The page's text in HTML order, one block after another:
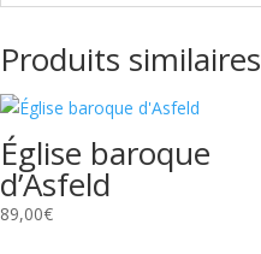
Produits similaires
Église baroque
d’Asfeld
89,00€